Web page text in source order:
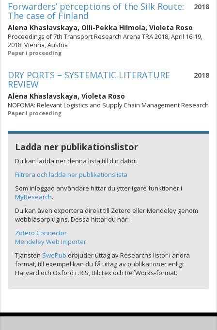
2018
Forwarders’ perceptions of the Silk Route:
The case of Finland
Alena Khaslavskaya, Olli-Pekka Hilmola, Violeta Roso
Proceedings of 7th Transport Research Arena TRA 2018, April 16-19,
2018, Vienna, Austria
Paper i proceeding
2018
DRY PORTS – SYSTEMATIC LITERATURE
REVIEW
Alena Khaslavskaya, Violeta Roso
NOFOMA: Relevant Logistics and Supply Chain Management Research
Paper i proceeding
Ladda ner publikationslistor
Du kan ladda ner denna lista till din dator.
Filtrera och ladda ner publikationslista
Som inloggad användare hittar du ytterligare funktioner i
MyResearch.
Du kan även exportera direkt till Zotero eller Mendeley genom
webbläsarplugins. Dessa hittar du här:
Zotero Connector
Mendeley Web Importer
Tjänsten SwePub erbjuder uttag av Researchs listor i andra
format, till exempel kan du få uttag av publikationer enligt
Harvard och Oxford i .RIS, BibTex och RefWorks-format.